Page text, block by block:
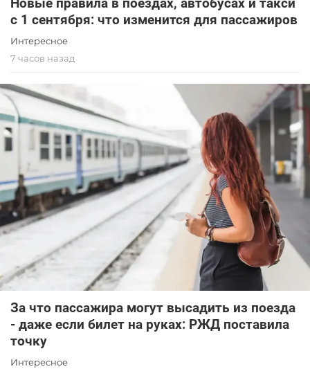
Новые правила в поездах, автобусах и такси
с 1 сентября: что изменится для пассажиров
Интересное
7 часов назад
За что пассажира могут высадить из поезда
- даже если билет на руках: РЖД поставила
точку
Интересное